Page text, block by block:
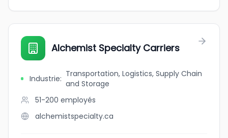
Alchemist Specialty Carriers
Industrie: Transportation, Logistics, Supply Chain
and Storage
51-200 employés
alchemistspecialty.ca